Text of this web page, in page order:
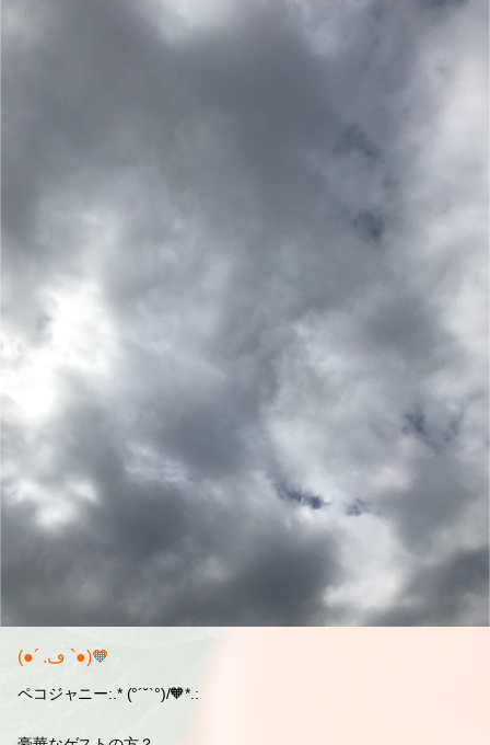
(●´ .ڡ `●)🧡
ペコジャニー:.* (°´˘`°)/🧡*.: